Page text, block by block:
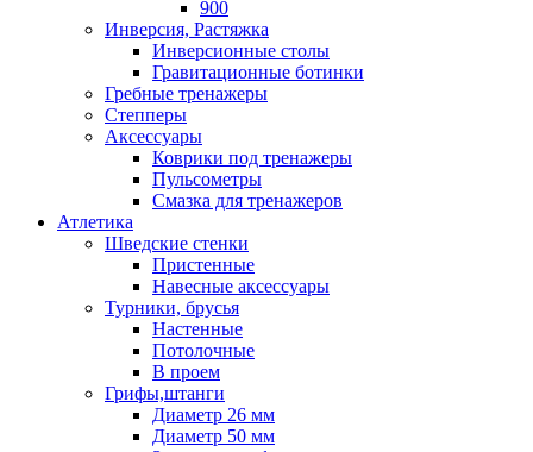
900
Инверсия, Растяжка
Инверсионные столы
Гравитационные ботинки
Гребные тренажеры
Степперы
Аксессуары
Коврики под тренажеры
Пульсометры
Смазка для тренажеров
Атлетика
Шведские стенки
Пристенные
Навесные аксессуары
Турники, брусья
Настенные
Потолочные
В проем
Грифы,штанги
Диаметр 26 мм
Диаметр 50 мм